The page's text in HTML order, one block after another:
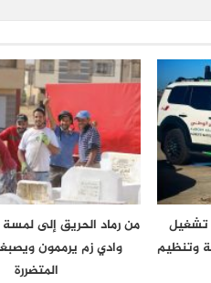
تشغيل
وتنظيم
من رماد الحريق إلى
وادي زم يرممون
المتضررة